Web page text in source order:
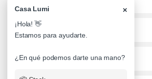
Lo mas buscado
Informacion al Cliente
Casa Lumi ×
¡Hola! 👋
Estamos para ayudarte.
¿En qué podemos darte una mano?